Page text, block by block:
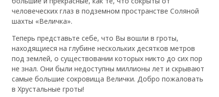
человеческих глаз в подземном пространстве Соляной
шахты «Величка».
Теперь представьте себе, что Вы вошли в гроты,
находящиеся на глубине нескольких десятков метров
под землей, о существовании которых никто до сих пор
не знал. Они были недоступны миллионы лет и скрывают
самые большие сокровища Велички. Добро пожаловать
в Хрустальные гроты!